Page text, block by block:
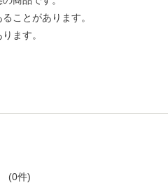
ことがあります。
ます。
(0件)